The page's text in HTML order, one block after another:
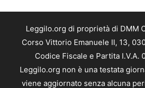
Leggilo.org di proprietà di DMM
Corso Vittorio Emanuele II, 13,
Codice Fiscale e Partita I.V.A.
Leggilo.org non è una testata
viene aggiornato senza alcuna